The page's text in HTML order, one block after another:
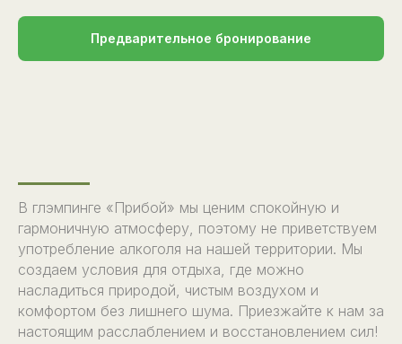
Предварительное бронирование
В глэмпинге «Прибой» мы ценим спокойную и
гармоничную атмосферу, поэтому не приветствуем
употребление алкоголя на нашей территории. Мы
создаем условия для отдыха, где можно
насладиться природой, чистым воздухом и
комфортом без лишнего шума. Приезжайте к нам за
настоящим расслаблением и восстановлением сил!